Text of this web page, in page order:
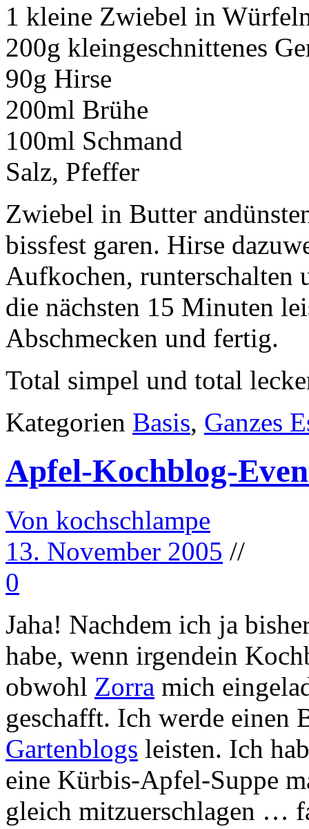
1 kleine Zwiebel in
200g kleingeschnittenes
90g Hirse
200ml Brühe
100ml Schmand
Salz, Pfeffer
Zwiebel in Butter
bissfest garen. Hirse
Aufkochen, runterschalten
die nächsten 15 Minuten
Abschmecken und fertig.
Total simpel und total
Kategorien Basis, Ganzes
Apfel-Kochblog-
Von kochschlampe
13. November 2005 //
0
Jaha! Nachdem ich ja
habe, wenn irgendein
obwohl Zorra mich
geschafft. Ich werde einen
Gartenblogs leisten. Ich
eine Kürbis-Apfel-Suppe
gleich mitzuerschlagen …